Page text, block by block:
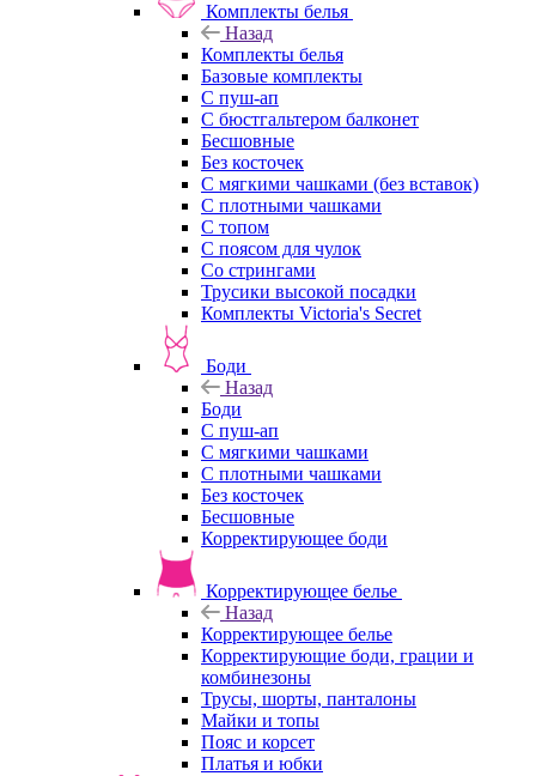
Комплекты белья
Назад
Комплекты белья
Базовые комплекты
С пуш-ап
С бюстгальтером балконет
Бесшовные
Без косточек
С мягкими чашками (без вставок)
С плотными чашками
С топом
С поясом для чулок
Со стрингами
Трусики высокой посадки
Комплекты Victoria's Secret
Боди
Назад
Боди
С пуш-ап
С мягкими чашками
С плотными чашками
Без косточек
Бесшовные
Корректирующее боди
Корректирующее белье
Назад
Корректирующее белье
Корректирующие боди, грации и
комбинезоны
Трусы, шорты, панталоны
Майки и топы
Пояс и корсет
Платья и юбки